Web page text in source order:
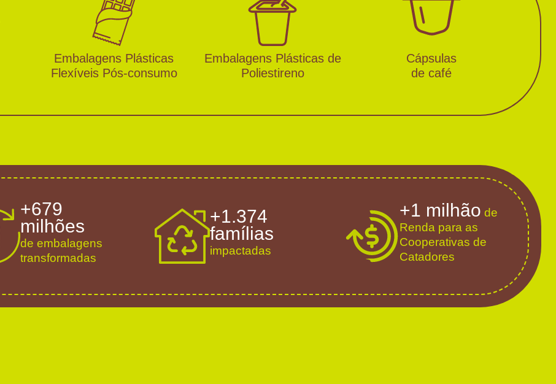
Embalagens Plásticas
Flexíveis Pós-consumo
Embalagens Plásticas de
Poliestireno
Cápsulas
de café
+679
milhões
de embalagens
transformadas
+1.374
famílias
impactadas
+1 milhão de
Renda para as
Cooperativas de
Catadores